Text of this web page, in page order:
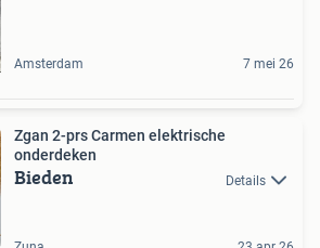
Amsterdam 7 mei 26
Zgan 2-prs Carmen elektrische
onderdeken
Bieden Details